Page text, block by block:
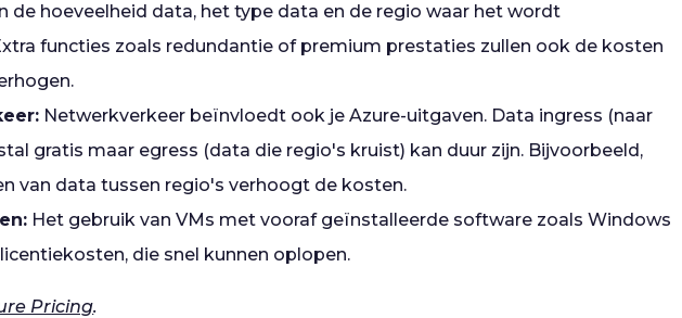
de hoeveelheid data, het type data en de regio waar het wordt
functies zoals redundantie of premium prestaties zullen ook de kosten
Netwerkverkeer beïnvloedt ook je Azure-uitgaven. Data ingress (naar
gratis maar egress (data die regio's kruist) kan duur zijn. Bijvoorbeeld,
van data tussen regio's verhoogt de kosten.
Het gebruik van VMs met vooraf geïnstalleerde software zoals Windows
die snel kunnen oplopen.
Pricing.